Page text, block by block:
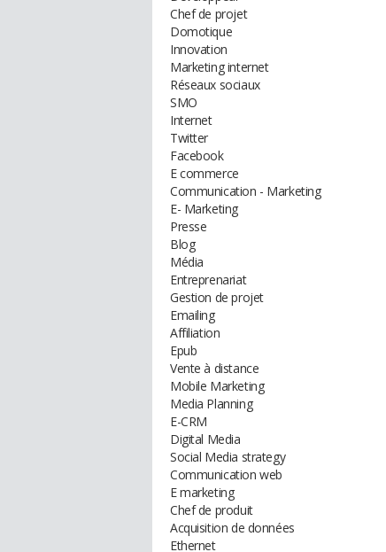
Chef de projet
Domotique
Innovation
Marketing internet
Réseaux sociaux
SMO
Internet
Twitter
Facebook
E commerce
Communication - Marketing
E- Marketing
Presse
Blog
Média
Entreprenariat
Gestion de projet
Emailing
Affiliation
Epub
Vente à distance
Mobile Marketing
Media Planning
E-CRM
Digital Media
Social Media strategy
Communication web
E marketing
Chef de produit
Acquisition de données
Ethernet